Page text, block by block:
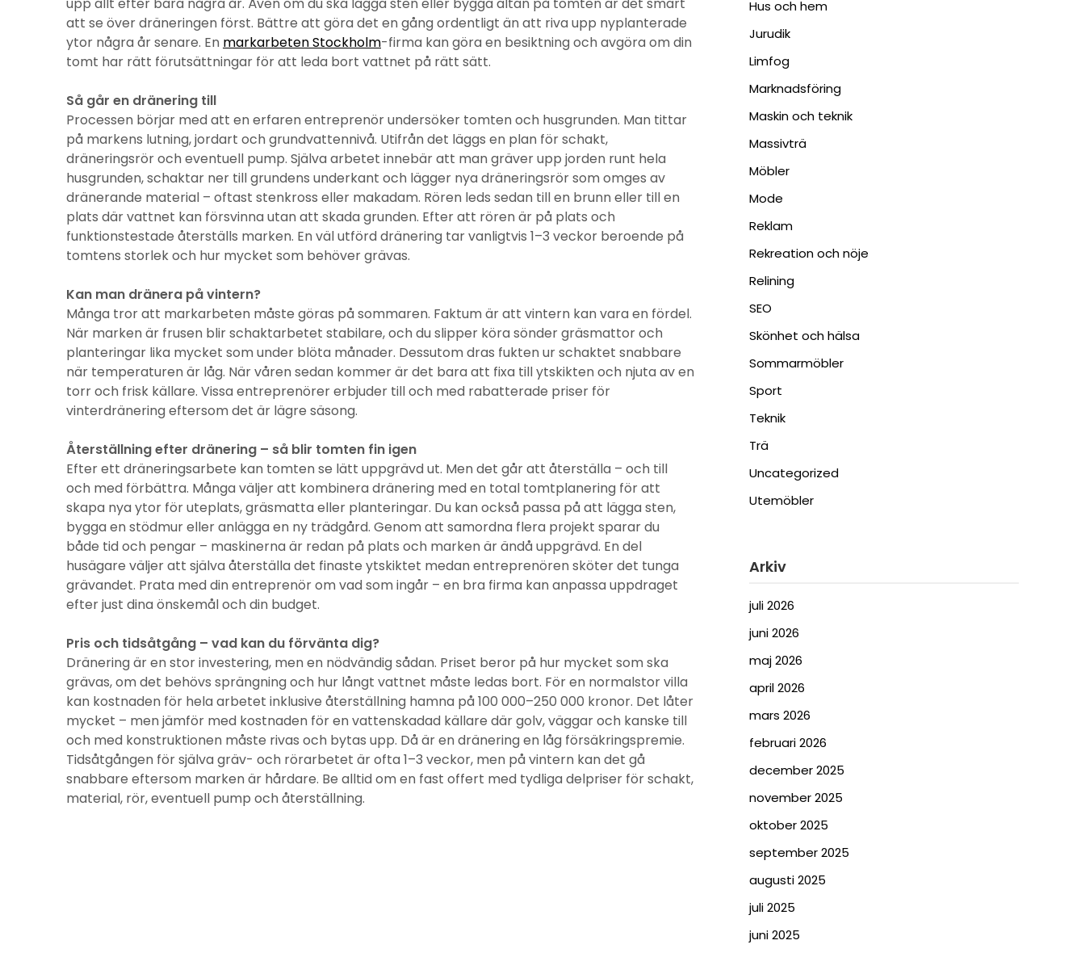
att se över dräneringen först. Bättre att göra det en gång ordentligt än att riva upp nyplanterade
ytor några år senare. En markarbeten Stockholm-firma kan göra en besiktning och avgöra om din
tomt har rätt förutsättningar för att leda bort vattnet på rätt sätt.
Så går en dränering till
Processen börjar med att en erfaren entreprenör undersöker tomten och husgrunden. Man tittar
på markens lutning, jordart och grundvattennivå. Utifrån det läggs en plan för schakt,
dräneringsrör och eventuell pump. Själva arbetet innebär att man gräver upp jorden runt hela
husgrunden, schaktar ner till grundens underkant och lägger nya dräneringsrör som omges av
dränerande material – oftast stenkross eller makadam. Rören leds sedan till en brunn eller till en
plats där vattnet kan försvinna utan att skada grunden. Efter att rören är på plats och
funktionstestade återställs marken. En väl utförd dränering tar vanligtvis 1–3 veckor beroende på
tomtens storlek och hur mycket som behöver grävas.
Kan man dränera på vintern?
Många tror att markarbeten måste göras på sommaren. Faktum är att vintern kan vara en fördel.
När marken är frusen blir schaktarbetet stabilare, och du slipper köra sönder gräsmattor och
planteringar lika mycket som under blöta månader. Dessutom dras fukten ur schaktet snabbare
när temperaturen är låg. När våren sedan kommer är det bara att fixa till ytskikten och njuta av en
torr och frisk källare. Vissa entreprenörer erbjuder till och med rabatterade priser för
vinterdränering eftersom det är lägre säsong.
Återställning efter dränering – så blir tomten fin igen
Efter ett dräneringsarbete kan tomten se lätt uppgrävd ut. Men det går att återställa – och till
och med förbättra. Många väljer att kombinera dränering med en total tomtplanering för att
skapa nya ytor för uteplats, gräsmatta eller planteringar. Du kan också passa på att lägga sten,
bygga en stödmur eller anlägga en ny trädgård. Genom att samordna flera projekt sparar du
både tid och pengar – maskinerna är redan på plats och marken är ändå uppgrävd. En del
husägare väljer att själva återställa det finaste ytskiktet medan entreprenören sköter det tunga
grävandet. Prata med din entreprenör om vad som ingår – en bra firma kan anpassa uppdraget
efter just dina önskemål och din budget.
Pris och tidsåtgång – vad kan du förvänta dig?
Dränering är en stor investering, men en nödvändig sådan. Priset beror på hur mycket som ska
grävas, om det behövs sprängning och hur långt vattnet måste ledas bort. För en normalstor villa
kan kostnaden för hela arbetet inklusive återställning hamna på 100 000–250 000 kronor. Det låter
mycket – men jämför med kostnaden för en vattenskadad källare där golv, väggar och kanske till
och med konstruktionen måste rivas och bytas upp. Då är en dränering en låg försäkringspremie.
Tidsåtgången för själva gräv- och rörarbetet är ofta 1–3 veckor, men på vintern kan det gå
snabbare eftersom marken är hårdare. Be alltid om en fast offert med tydliga delpriser för schakt,
material, rör, eventuell pump och återställning.
Hus och hem
Jurudik
Limfog
Marknadsföring
Maskin och teknik
Massivträ
Möbler
Mode
Reklam
Rekreation och nöje
Relining
SEO
Skönhet och hälsa
Sommarmöbler
Sport
Teknik
Trä
Uncategorized
Utemöbler
Arkiv
juli 2026
juni 2026
maj 2026
april 2026
mars 2026
februari 2026
december 2025
november 2025
oktober 2025
september 2025
augusti 2025
juli 2025
juni 2025